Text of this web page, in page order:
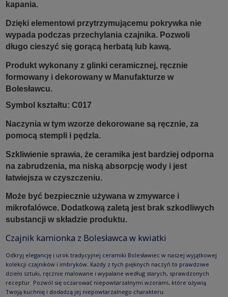
kapania.
Dzięki elementowi przytrzymującemu pokrywka nie
wypada podczas przechylania czajnika. Pozwoli
długo cieszyć się gorącą herbatą lub kawą.
Produkt wykonany z glinki ceramicznej, ręcznie
formowany i dekorowany w Manufakturze w
Bolesławcu.
Symbol kształtu: C017
Naczynia w tym wzorze dekorowane są ręcznie, za
pomocą stempli i pędzla.
Szkliwienie sprawia, że ceramika jest bardziej odporna
na zabrudzenia, ma niską absorpcję wody i jest
łatwiejsza w czyszczeniu.
Może być bezpiecznie używana w zmywarce i
mikrofalówce. Dodatkową zaletą jest brak szkodliwych
substancji w składzie produktu.
Czajnik kamionka z Bolesławca w kwiatki
Odkryj elegancję i urok tradycyjnej ceramiki Bolesławiec w naszej wyjątkowej
kolekcji czajników i imbryków. Każdy z tych pięknych naczyń to prawdziwe
dzieło sztuki, ręcznie malowane i wypalane według starych, sprawdzonych
receptur. Pozwól się oczarować niepowtarzalnymi wzorami, które ożywią
Twoją kuchnię i dodadzą jej niepowtarzalnego charakteru.